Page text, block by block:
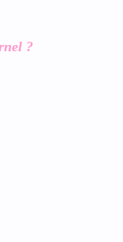
?